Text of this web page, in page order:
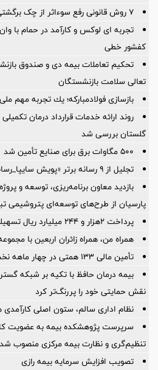
۷ روش قانونی رفع سوء‌اثر از چک برگشتی
تجربه ای لوکس و کارآمد در حمام با
کفشور خطی
تحکیم تعاملات بیمه دی و صندوق
تعالی سلامت بازنشستگان
بازسازی فولادمباركه؛ یك تجربه مهم
روند ارائه خدمات قرارداد درمان
گلستان بررسی شد
۵۰۰ مگاوات برق برای صنایع تأمین شد
تجلیل از ۹ رسانه برتر «پویش سایپا_رسانه»
بازدید معاون برنامه‌ریزی، توسعه و
پارسیان از طرح‌های توسعه‌ای پتروشیمی
پرداخت ۲هزار و ۲۴۴ میلیارد ریال تسهیلات تکلیفی در تیرماه ۱۴۰۵
همراه من، همراه زائران اربعین با
تأمین مالی 133 همتی در چهار ماهه نخست سال
بیمه درمان حافظ با تکیه بر شبکه
نقش حمایتی خود را پررنگ‌تر کرد
نظام اداری سالم، ستون اصلی
سرپرست پژوهشكده بیمه به عضویت
تنظیم‌گری و نظارت بیمه مركزی منصوب شد
تصویب افزایش سرمایه بیمه رازی